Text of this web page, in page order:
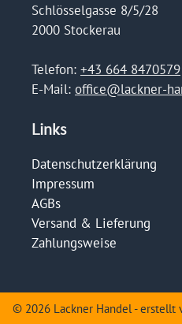
Schlösselgasse 8/5/28
2000 Stockerau
Telefon: +43 664 8470579
E-Mail: office@lackner-
Links
Datenschutzerklärung
Impressum
AGBs
Versand & Lieferung
Zahlungsweise
© 2026 Lackner Handel - erstellt